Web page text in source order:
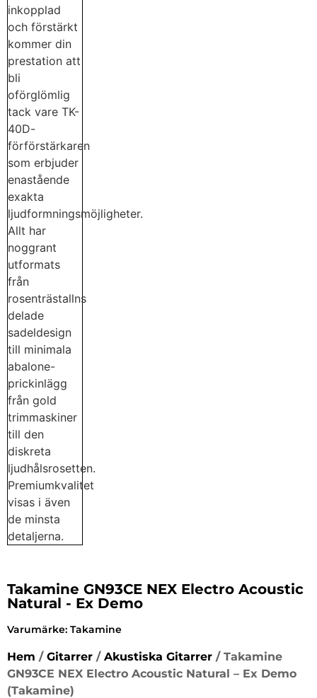
Takamine GN93CE NEX Electro Acoustic
Natural - Ex Demo
Varumärke: Takamine
Hem / Gitarrer / Akustiska Gitarrer / Takamine
GN93CE NEX Electro Acoustic Natural – Ex Demo
(Takamine)